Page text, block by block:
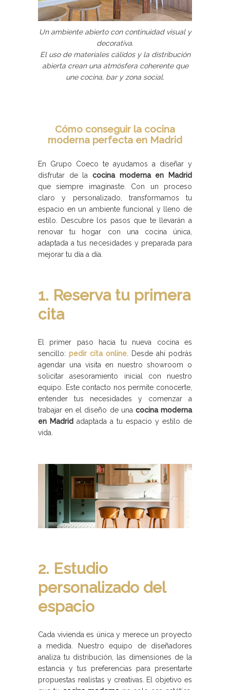
Un ambiente abierto con continuidad visual y
decorativa.
El uso de materiales cálidos y la distribución
abierta crean una atmósfera coherente que
une cocina, bar y zona social.
Cómo conseguir la cocina
moderna perfecta en Madrid
En Grupo Coeco te ayudamos a diseñar y
disfrutar de la cocina moderna en Madrid
que siempre imaginaste. Con un proceso
claro y personalizado, transformamos tu
espacio en un ambiente funcional y lleno de
estilo. Descubre los pasos que te llevarán a
renovar tu hogar con una cocina única,
adaptada a tus necesidades y preparada para
mejorar tu día a día.
1. Reserva tu primera
cita
El primer paso hacia tu nueva cocina es
sencillo: pedir cita online . Desde ahí podrás
agendar una visita en nuestro showroom o
solicitar asesoramiento inicial con nuestro
equipo. Este contacto nos permite conocerte,
entender tus necesidades y comenzar a
trabajar en el diseño de una cocina moderna
en Madrid adaptada a tu espacio y estilo de
vida.
2. Estudio
personalizado del
espacio
Cada vivienda es única y merece un proyecto
a medida. Nuestro equipo de diseñadores
analiza tu distribución, las dimensiones de la
estancia y tus preferencias para presentarte
propuestas realistas y creativas. El objetivo es